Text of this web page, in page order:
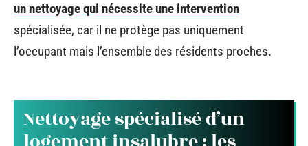
un nettoyage qui nécessite une intervention
spécialisée, car il ne protège pas uniquement
l’occupant mais l’ensemble des résidents proches.
Nettoyage spécialisé d’un